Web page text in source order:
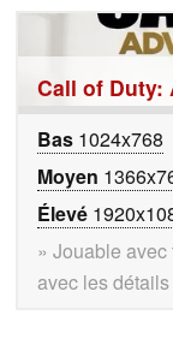
Call of Duty:
Bas 1024x768
Moyen
Élevé
» Jouable
avec les